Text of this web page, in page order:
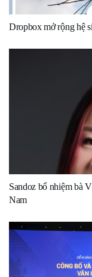
Dropbox mở rộng hệ
Sandoz bổ nhiệm bà
Nam